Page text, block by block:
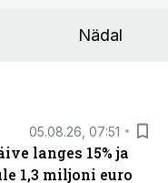
Nädal
05.08.26, 07:51
langes 15% ja
1,3 miljoni euro